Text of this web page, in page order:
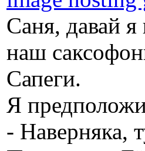
Саня, давай
наш
Сапеги.
Я
- Наверняка,